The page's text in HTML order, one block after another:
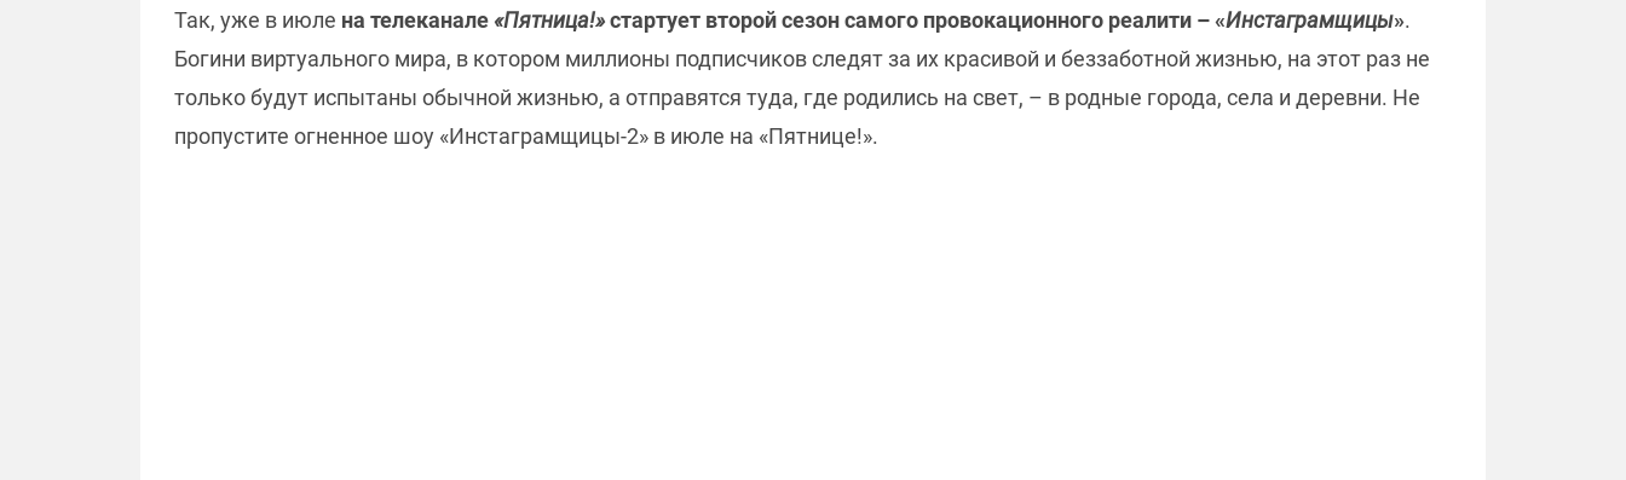
Так, уже в июле на телеканале «Пятница!»стартует второй сезон самого провокационного реалити – «Инстаграмщицы».
Богини виртуального мира, в котором миллионы подписчиков следят за их красивой и беззаботной жизнью, на этот раз не
только будут испытаны обычной жизнью, а отправятся туда, где родились на свет, – в родные города, села и деревни. Не
пропустите огненное шоу «Инстаграмщицы-2» в июле на «Пятнице!».